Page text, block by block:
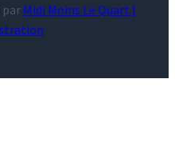
par Midi Moins Le Quart |